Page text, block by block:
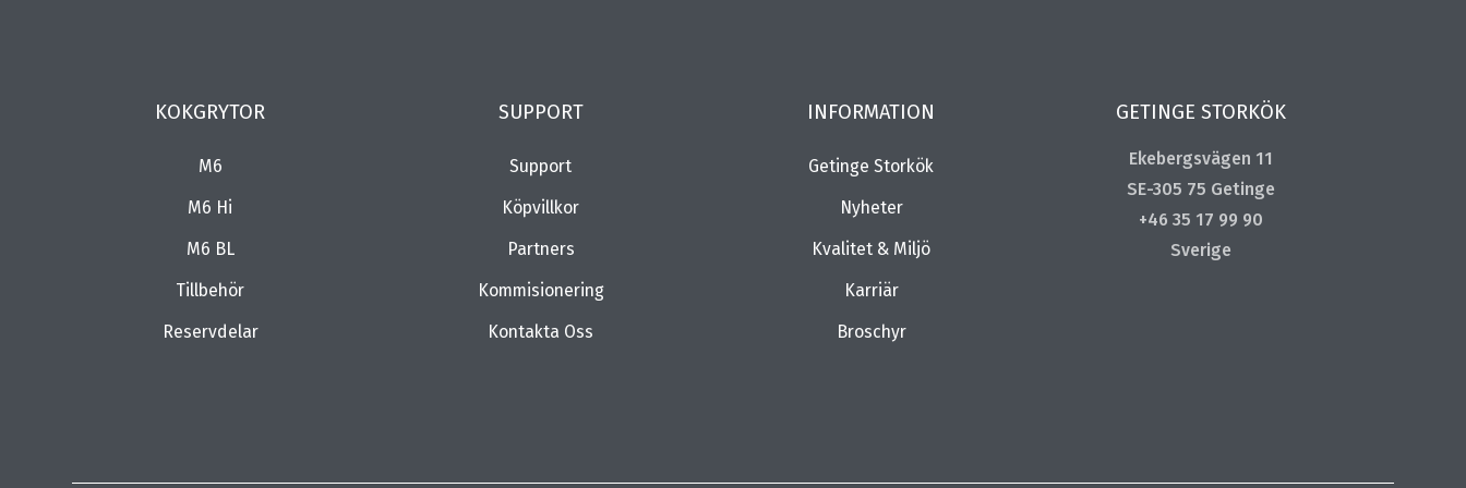
KOKGRYTOR
M6
M6 Hi
M6 BL
Tillbehör
Reservdelar
SUPPORT
Support
Köpvillkor
Partners
Kommisionering
Kontakta Oss
INFORMATION
Getinge Storkök
Nyheter
Kvalitet & Miljö
Karriär
Broschyr
GETINGE STORKÖK
Ekebergsvägen 11
SE-305 75 Getinge
+46 35 17 99 90
Sverige